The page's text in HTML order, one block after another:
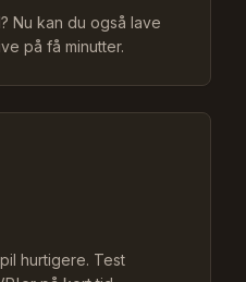
Nu kan du også lave
på få minutter.
hurtigere. Test